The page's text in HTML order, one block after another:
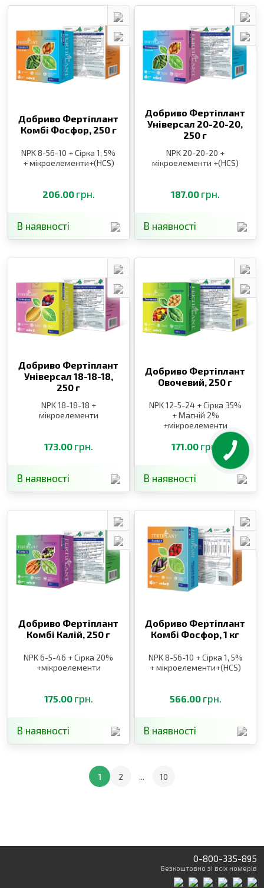
Добриво Фертіплант
Комбі Фосфор, 250 г
NPK 8-56-10 + Сірка 1, 5%
+ мікроелементи+(HCS)
206.00 грн.
В наявності
Добриво Фертіплант
Універсал 20-20-20,
250 г
NPK 20-20-20 +
мікроелементи +(HCS)
187.00 грн.
В наявності
Добриво Фертіплант
Універсал 18-18-18,
250 г
NPK 18-18-18 +
мікроелементи
173.00 грн.
В наявності
Добриво Фертіплант
Овочевий, 250 г
NPK 12-5-24 + Сірка 35%
+ Магній 2%
+мікроелементи
171.00 грн.
В наявності
Добриво Фертіплант
Комбі Калій, 250 г
NPK 6-5-46 + Сірка 20%
+мікроелементи
175.00 грн.
В наявності
Добриво Фертіплант
Комбі Фосфор,1 кг
NPK 8-56-10 + Сірка 1, 5%
+ мікроелементи+(HCS)
566.00 грн.
В наявності
1 2 ... 10
0-800-335-895
Безкоштовно зі всіх номерів